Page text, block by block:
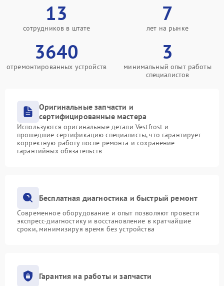
13
сотрудников в штате
7
лет на рынке
3640
отремонтированных устройств
3
минимальный опыт работы
специалистов
Оригинальные запчасти и
сертифицированные мастера
Используются оригинальные детали Vestfrost и
прошедшие сертификацию специалисты, что гарантирует
корректную работу после ремонта и сохранение
гарантийных обязательств
Бесплатная диагностика и быстрый ремонт
Современное оборудование и опыт позволяют провести
экспресс-диагностику и восстановление в кратчайшие
сроки, минимизируя время без устройства
Гарантия на работы и запчасти